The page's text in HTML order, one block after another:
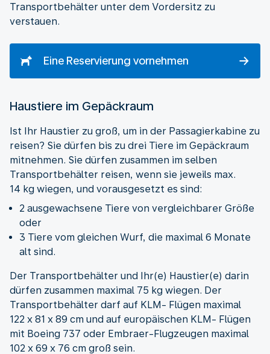
Transportbehälter unter dem Vordersitz zu
verstauen.
Eine Reservierung vornehmen
Haustiere im Gepäckraum
Ist Ihr Haustier zu groß, um in der Passagierkabine zu
reisen? Sie dürfen bis zu drei Tiere im Gepäckraum
mitnehmen. Sie dürfen zusammen im selben
Transportbehälter reisen, wenn sie jeweils max.
14 kg wiegen, und vorausgesetzt es sind:
2 ausgewachsene Tiere von vergleichbarer Größe
oder
3 Tiere vom gleichen Wurf, die maximal 6 Monate
alt sind.
Der Transportbehälter und Ihr(e) Haustier(e) darin
dürfen zusammen maximal 75 kg wiegen. Der
Transportbehälter darf auf KLM- Flügen maximal
122 x 81 x 89 cm und auf europäischen KLM- Flügen
mit Boeing 737 oder Embraer-Flugzeugen maximal
102 x 69 x 76 cm groß sein.